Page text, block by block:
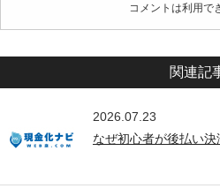
コメントは利用で
関連記
2026.07.23
なぜ初心者が後払い